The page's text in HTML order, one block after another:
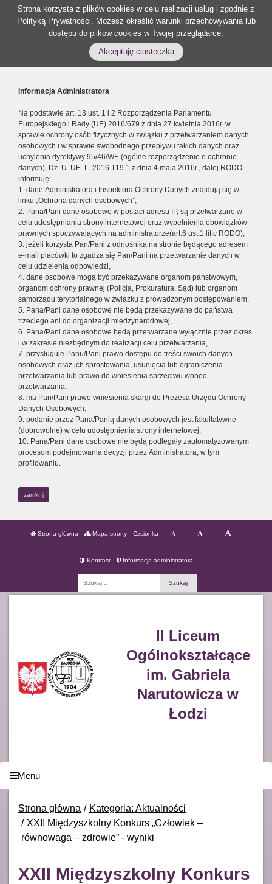
Strona korzysta z plików cookies w celu realizacji usług i zgodnie z
Polityką Prywatności. Możesz określić warunki przechowywania lub
dostępu do plików cookies w Twojej przeglądarce.
Akceptuję ciasteczka
Informacja Administratora
Na podstawie art. 13 ust. 1 i 2 Rozporządzenia Parlamentu
Europejskiego i Rady (UE) 2016/679 z dnia 27 kwietnia 2016r. w
sprawie ochrony osób fizycznych w związku z przetwarzaniem danych
osobowych i w sprawie swobodnego przepływu takich danych oraz
uchylenia dyrektywy 95/46/WE (ogólne rozporządzenie o ochronie
danych), Dz. U. UE. L. 2016.119.1 z dnia 4 maja 2016r., dalej RODO
informuję:
1. dane Administratora i Inspektora Ochrony Danych znajdują się w
linku „Ochrona danych osobowych”,
2. Pana/Pani dane osobowe w postaci adresu IP, są przetwarzane w
celu udostępniania strony internetowej oraz wypełnienia obowiązków
prawnych spoczywających na administratorze(art.6 ust.1 lit.c RODO),
3. jeżeli korzysta Pan/Pani z odnośnika na stronie będącego adresem
e-mail placówki to zgadza się Pan/Pani na przetwarzanie danych w
celu udzielenia odpowiedzi,
4. dane osobowe mogą być przekazywane organom państwowym,
organom ochrony prawnej (Policja, Prokuratura, Sąd) lub organom
samorządu terytorialnego w związku z prowadzonym postępowaniem,
5. Pana/Pani dane osobowe nie będą przekazywane do państwa
trzeciego ani do organizacji międzynarodowej,
6. Pana/Pani dane osobowe będą przetwarzane wyłącznie przez okres
i w zakresie niezbędnym do realizacji celu przetwarzania,
7. przysługuje Panu/Pani prawo dostępu do treści swoich danych
osobowych oraz ich sprostowania, usunięcia lub ograniczenia
przetwarzania lub prawo do wniesienia sprzeciwu wobec
przetwarzania,
8. ma Pan/Pani prawo wniesienia skargi do Prezesa Urzędu Ochrony
Danych Osobowych,
9. podanie przez Pana/Panią danych osobowych jest fakultatywne
(dobrowolne) w celu udostępnienia strony internetowej,
10. Pana/Pani dane osobowe nie będą podlegały zautomatyzowanym
procesom podejmowania decyzji przez Administratora, w tym
profilowaniu.
zamknij
Strona główna Mapa strony Czcionka
Kontrast Informacja administratora
II Liceum
Ogólnokształcące
im. Gabriela
Narutowicza w
Łodzi
Menu
Strona główna
Kategoria: Aktualności
XXII Międzyszkolny Konkurs „Człowiek –
równowaga – zdrowie” - wyniki
XXII Międzyszkolny Konkurs